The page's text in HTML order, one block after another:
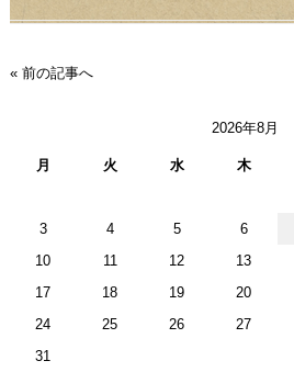
« 前の記事へ
2026年8月
月 火 水 木
3
4 5 6
10
11 12 13
17
18 19 20
24
25 26 27
31